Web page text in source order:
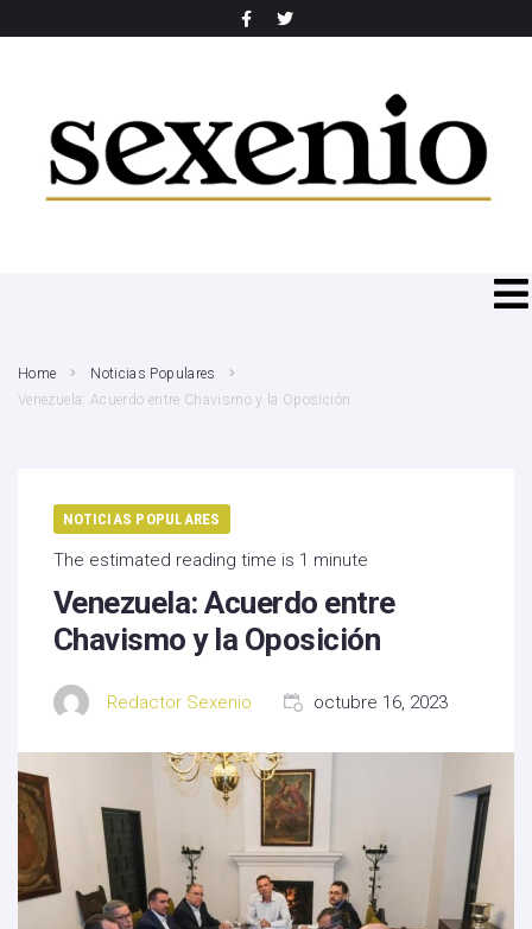
Home
Noticias Populares
Venezuela: Acuerdo entre Chavismo y la Oposición
NOTICIAS POPULARES
The estimated reading time is 1 minute
Venezuela: Acuerdo entre
Chavismo y la Oposición
Redactor Sexenio octubre 16, 2023
SEARCH THIS WEBSITE